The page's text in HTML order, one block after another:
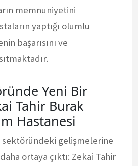
memnuniyetini
yaptığı olumlu
başarısını ve
Yeni Bir
Tahir Burak
Hastanesi
sektöründeki gelişmelerine
ortaya çıktı: Zekai Tahir